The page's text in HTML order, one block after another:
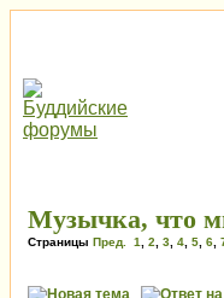
Музычка, что
Страницы Пред. 1 2 3 4 5 6